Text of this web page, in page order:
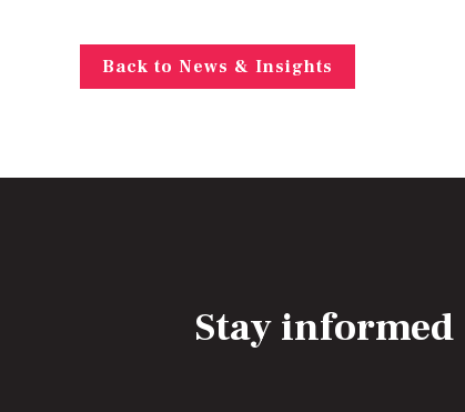
Back to News & Insights
Stay informed